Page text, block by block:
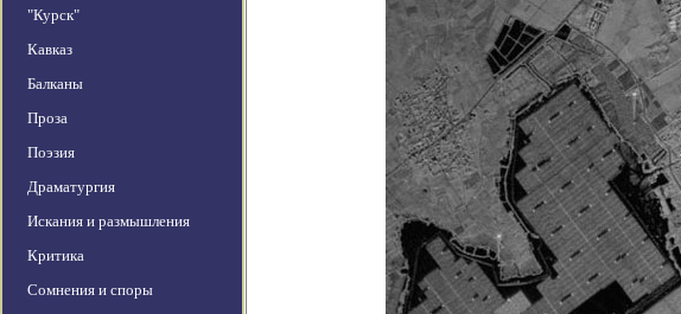
"Курск"
Кавказ
Балканы
Проза
Поэзия
Драматургия
Искания и размышления
Критика
Сомнения и споры